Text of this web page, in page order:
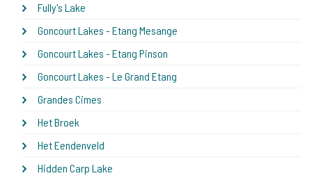
Fully's Lake
Goncourt Lakes - Etang Mesange
Goncourt Lakes - Etang Pinson
Goncourt Lakes - Le Grand Etang
Grandes Cimes
Het Broek
Het Eendenveld
Hidden Carp Lake